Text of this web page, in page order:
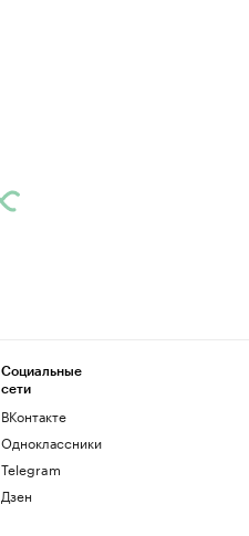
Социальные
сети
ВКонтакте
Одноклассники
Telegram
Дзен